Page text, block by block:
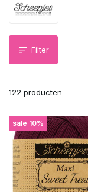
Filter
122 producten
sale 10%